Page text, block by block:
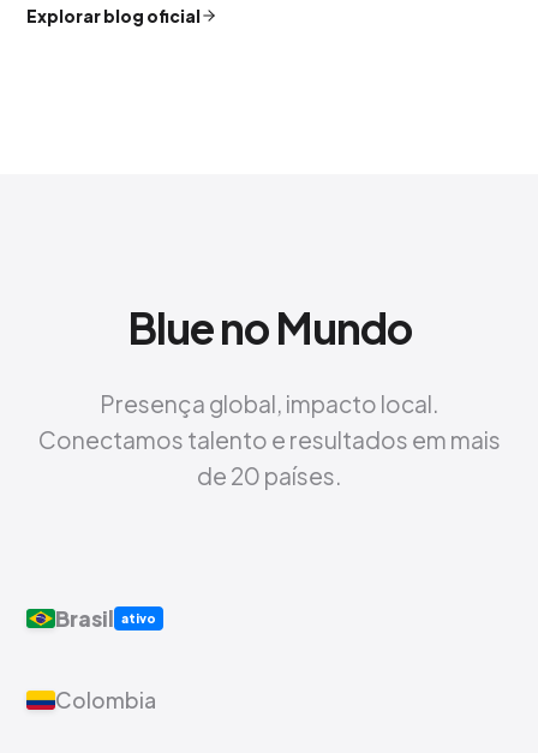
Explorar blog oficial
Blue no Mundo
Presença global, impacto local.
Conectamos talento e resultados em mais
de 20 países.
Brasil ativo
Colombia